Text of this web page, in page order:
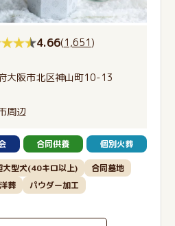
4.66(1,651)
大阪市北区神山町10-13
周辺
合同供養 個別火葬
大型犬(40キロ以上)
合同墓地
葬
パウダー加工